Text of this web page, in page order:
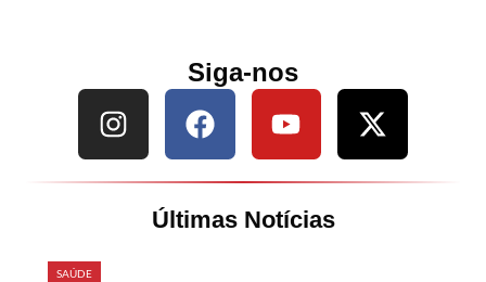
Siga-nos
Últimas Notícias
SAÚDE